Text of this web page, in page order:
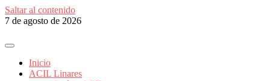
Saltar al contenido
7 de agosto de 2026
Inicio
ACIL Linares